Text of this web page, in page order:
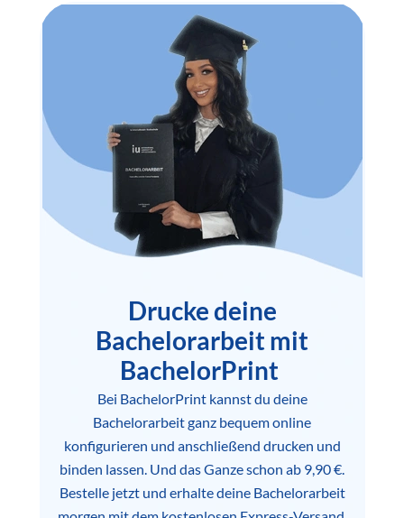
Drucke deine
Bachelorarbeit mit
BachelorPrint
Bei BachelorPrint kannst du deine
Bachelorarbeit ganz bequem online
konfigurieren und anschließend drucken und
binden lassen. Und das Ganze schon ab 9,90 €.
Bestelle jetzt und erhalte deine Bachelorarbeit